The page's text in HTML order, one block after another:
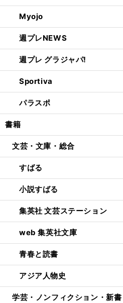
Myojo
週プレNEWS
週プレ グラジャパ!
Sportiva
パラスポ
書籍
文芸・文庫・総合
すばる
小説すばる
集英社 文芸ステーション
web 集英社文庫
青春と読書
アジア人物史
学芸・ノンフィクション・新書